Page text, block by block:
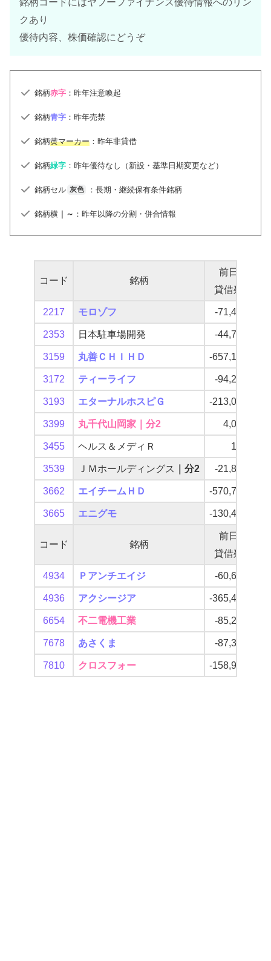
クあり
優待内容、株価確認にどうぞ
銘柄赤字 ：昨年注意喚起
銘柄青字 ：昨年売禁
銘柄黄マーカー ：昨年非貸借
銘柄緑字 ：昨年優待なし（新設・基準日期変更など）
銘柄セル 灰色 ：長期・継続保有条件銘柄
銘柄横 ｜～ ：昨年以降の分割・併合情報
コード 銘柄
前日
貸借残
2217 モロゾフ -71,400
2353 日本駐車場開発 -44,700
3159 丸善ＣＨＩＨＤ -657,100
3172 ティーライフ -94,200
3193 エターナルホスピＧ -213,000
3399 丸千代山岡家｜分2 4,000
3455 ヘルス＆メディＲ 188
3539 ＪＭホールディングス ｜分2 -21,800
3662 エイチームＨＤ -570,700
3665 エニグモ -130,400
コード 銘柄
前日
貸借残
4934 Ｐアンチエイジ -60,600
4936 アクシージア -365,400
6654 不二電機工業 -85,200
7678 あさくま -87,300
7810 クロスフォー -158,900